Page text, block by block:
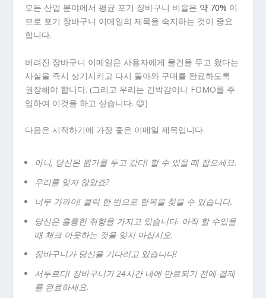
모든 산업 분야에서 평균 포기 장바구니 비율은 약 70% 이
므로 포기 장바구니 이메일의 제목을 숙지하는 것이 중요
합니다.
버려진 장바구니 이메일은 사용자에게 물건을 두고 왔다는
사실을 즉시 상기시키고 다시 돌아와 구매를 완료하도록
권장해야 합니다. (그리고 우리는 긴박감이나 FOMO를 주
입하여 이것을 하고 싶습니다. 😉)
다음은 시작하기에 가장 좋은 이메일 제목입니다.
아니, 당신은 뭔가를 두고 갔다! 할 수 있을 때 잡으세요.
우리를 잊지 않았죠?
너무 가까이! 클릭 한 번으로 항목을 찾을 수 있습니다.
당신은 훌륭한 취향을 가지고 있습니다. 아직 할 수있을
때 체크 아웃하는 것을 잊지 마십시오.
장바구니가 당신을 기다리고 있습니다!
서두르다! 장바구니가 24시간 내에 만료되기 전에 결제
를 완료하세요.